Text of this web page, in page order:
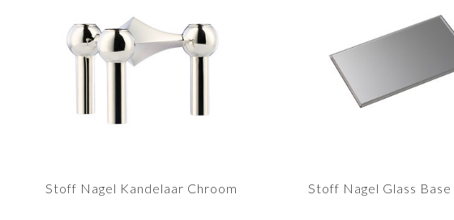
Stoff Nagel Kandelaar Chroom Stoff Nagel Glass